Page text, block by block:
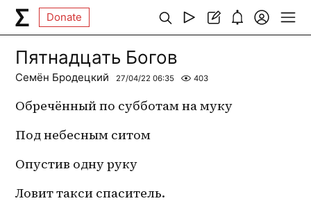
Donate
Пятнадцать Богов
Семён Бродецкий 27/04/22 06:35 403
Обречённый по субботам на муку
Под небесным ситом
Опустив одну руку
Ловит такси спаситель.